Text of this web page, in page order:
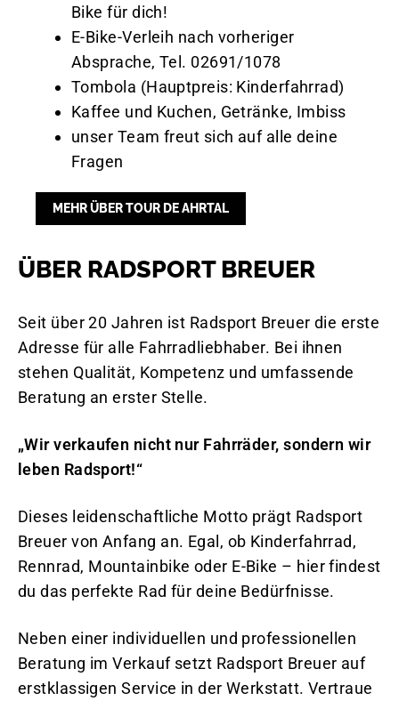
Bike für dich!
E-Bike-Verleih nach vorheriger
Absprache, Tel. 02691/1078
Tombola (Hauptpreis: Kinderfahrrad)
Kaffee und Kuchen, Getränke, Imbiss
unser Team freut sich auf alle deine
Fragen
MEHR ÜBER TOUR DE AHRTAL
ÜBER RADSPORT BREUER
Seit über 20 Jahren ist Radsport Breuer die erste
Adresse für alle Fahrradliebhaber. Bei ihnen
stehen Qualität, Kompetenz und umfassende
Beratung an erster Stelle.
„Wir verkaufen nicht nur Fahrräder, sondern wir
leben Radsport!“
Dieses leidenschaftliche Motto prägt Radsport
Breuer von Anfang an. Egal, ob Kinderfahrrad,
Rennrad, Mountainbike oder E-Bike – hier findest
du das perfekte Rad für deine Bedürfnisse.
Neben einer individuellen und professionellen
Beratung im Verkauf setzt Radsport Breuer auf
erstklassigen Service in der Werkstatt. Vertraue